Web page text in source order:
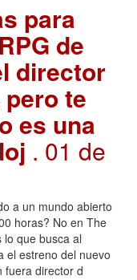
para
de
director
te
es una
. 01 de
a un mundo abierto
horas? No en The
lo que busca al
el estreno del nuevo
fuera director d